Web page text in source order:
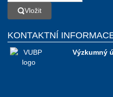
VložitVložit
KONTAKTNÍ
Výzkumný